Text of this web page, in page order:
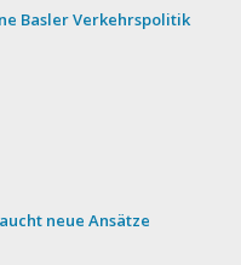
Basler Verkehrspolitik
neue Ansätze